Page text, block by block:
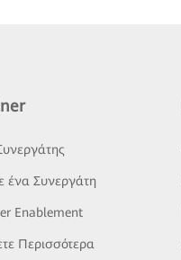
ένα Συνεργάτη
Enablement
Περισσότερα